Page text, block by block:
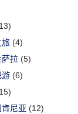
旅 (4)
萨拉 (5)
游 (6)
尼亚 (12)